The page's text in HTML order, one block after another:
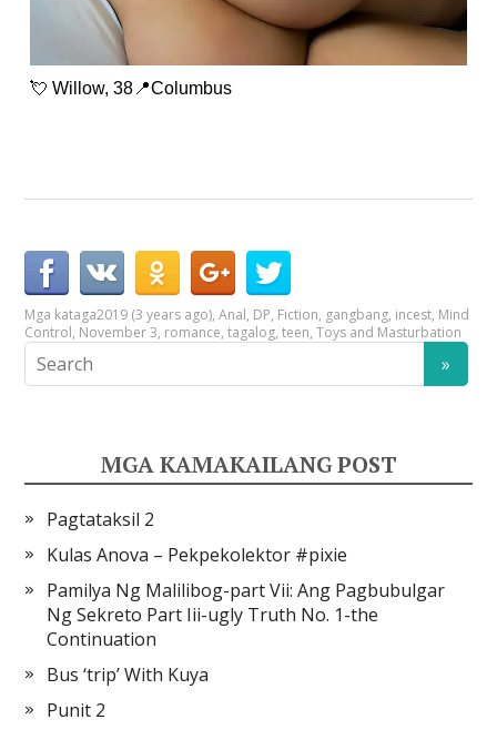
💘 Willow, 38📍Columbus
Mga kataga2019 (3 years ago),Anal, DP, Fiction, gangbang, incest, Mind
Control, November 3, romance,tagalog,teen,Toys and Masturbation
MGA KAMAKAILANG POST
Pagtataksil 2
Kulas Anova – Pekpekolektor #pixie
Pamilya Ng Malilibog-part Vii: Ang Pagbubulgar
Ng Sekreto Part Iii-ugly Truth No. 1-the
Continuation
Bus ‘trip’ With Kuya
Punit 2